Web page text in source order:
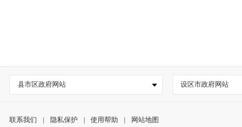
县市区政府网站 设区市政府网站
联系我们 隐私保护 使用帮助 网站地图